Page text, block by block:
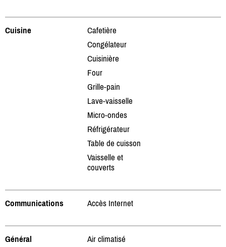
Cuisine
Cafetière
Congélateur
Cuisinière
Four
Grille-pain
Lave-vaisselle
Micro-ondes
Réfrigérateur
Table de cuisson
Vaisselle et
couverts
Communications Accès Internet
Général
Air climatisé